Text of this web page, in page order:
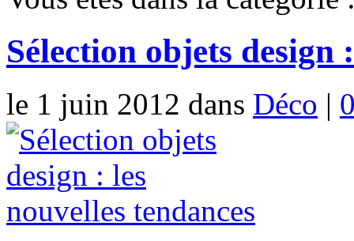
Sélection objets design
le 1 juin 2012 dans Déco |